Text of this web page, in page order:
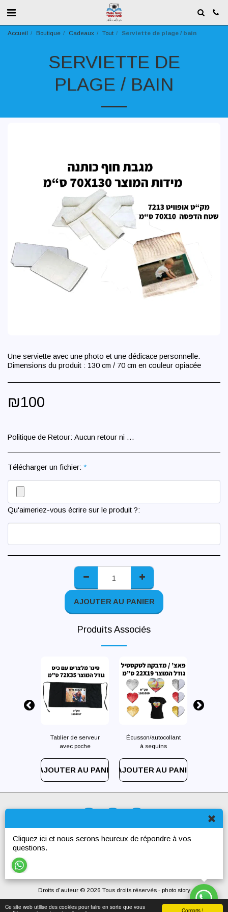
Compris !
Ce site web utilise des cookies pour faire en sorte que vous
Accueil Boutique Cadeaux Tout Serviette de plage / bain
SERVIETTE DE
PLAGE / BAIN
Une serviette avec une photo et une dédicace personnelle.
Dimensions du produit : 130 cm / 70 cm en couleur opiacée
₪100
Politique de Retour: Aucun retour ni échange
Télécharger un fichier: *
Qu'aimeriez-vous écrire sur le produit ?:
AJOUTER AU PANIER
Produits Associés
Tablier de serveur
avec poche
AJOUTER AU PANIER
Écusson/autocollant
à sequins
AJOUTER AU PANIER
Accueil Cadeaux Plus
Droits d'auteur © 2026 Tous droits réservés - photo story
Cliquez ici et nous serons heureux de répondre à vos
questions.